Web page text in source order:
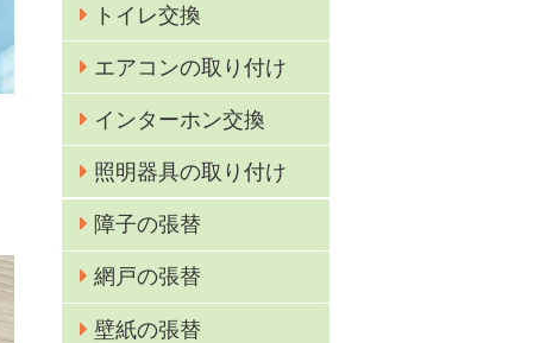
トイレ交換
エアコンの取り付け
インターホン交換
照明器具の取り付け
障子の張替
網戸の張替
壁紙の張替